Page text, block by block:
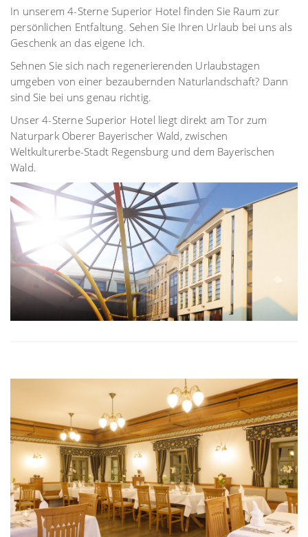
In unserem 4-Sterne Superior Hotel finden Sie Raum zur
persönlichen Entfaltung. Sehen Sie Ihren Urlaub bei uns als
Geschenk an das eigene Ich.
Sehnen Sie sich nach regenerierenden Urlaubstagen
umgeben von einer bezaubernden Naturlandschaft? Dann
sind Sie bei uns genau richtig.
Unser 4-Sterne Superior Hotel liegt direkt am Tor zum
Naturpark Oberer Bayerischer Wald, zwischen
Weltkulturerbe-Stadt Regensburg und dem Bayerischen
Wald.